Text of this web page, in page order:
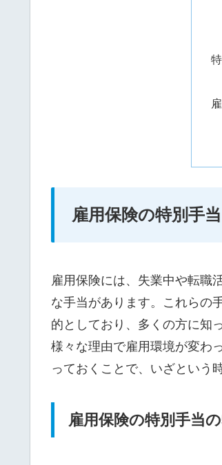
雇用保険の特別手
雇用保険には、失業中や転職
な手当があります。これらの
的としており、多くの方に知
様々な理由で雇用環境が変わ
っておくことで、いざという
雇用保険の特別手当